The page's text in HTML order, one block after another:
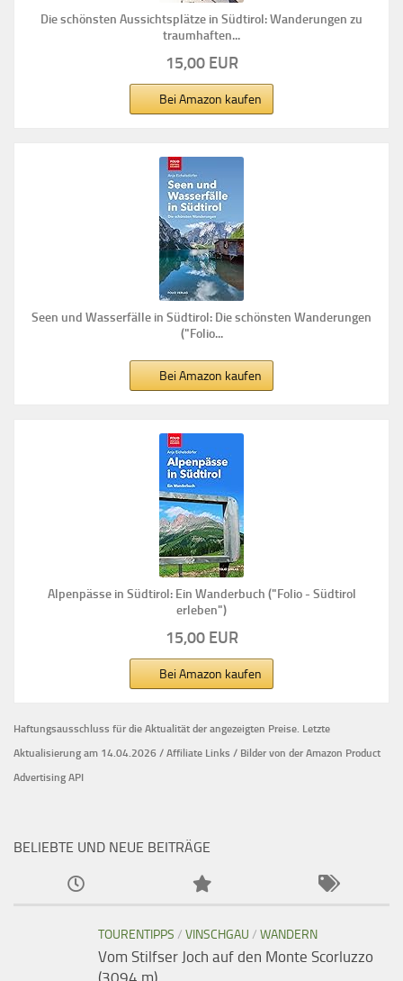
Die schönsten Aussichtsplätze in Südtirol: Wanderungen zu
traumhaften...
15,00 EUR
Bei Amazon kaufen
Seen und Wasserfälle in Südtirol: Die schönsten Wanderungen
("Folio...
Bei Amazon kaufen
Alpenpässe in Südtirol: Ein Wanderbuch ("Folio - Südtirol
erleben")
15,00 EUR
Bei Amazon kaufen
Haftungsausschluss für die Aktualität der angezeigten Preise. Letzte
Aktualisierung am 14.04.2026 / Affiliate Links / Bilder von der Amazon Product
Advertising API
BELIEBTE UND NEUE BEITRÄGE
TOURENTIPPS / VINSCHGAU / WANDERN
Vom Stilfser Joch auf den Monte Scorluzzo